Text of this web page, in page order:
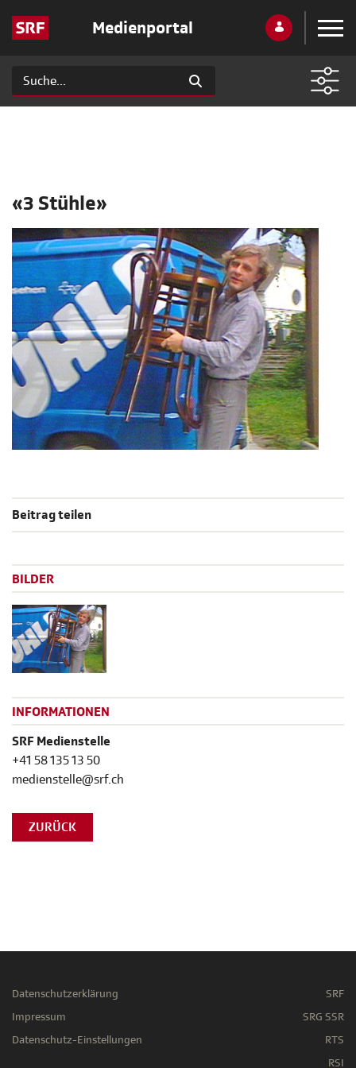
Medienportal
«3 Stühle»
Beitrag teilen
BILDER
INFORMATIONEN
SRF Medienstelle
+41 58 135 13 50
medienstelle@srf.ch
ZURÜCK
Datenschutzerklärung
Impressum
Datenschutz-Einstellungen
SRF
SRG SSR
RTS
RSI